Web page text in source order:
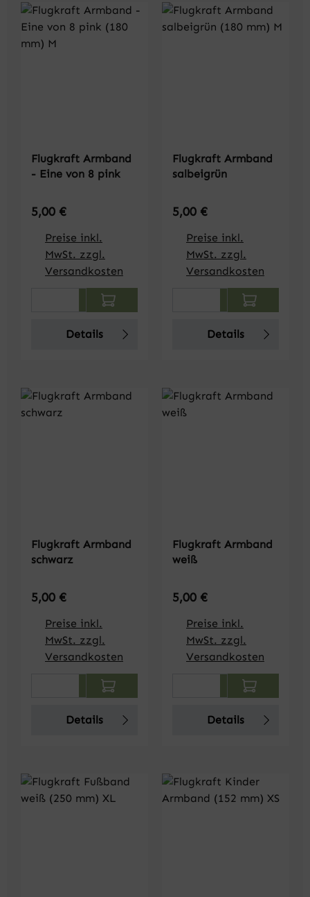
Flugkraft Armband
- Eine von 8 pink
Regulärer Preis:
5,00 €
Preise inkl.
MwSt. zzgl.
Versandkosten
Produkt Anzahl: Gib den
Details
Flugkraft Armband
salbeigrün
Regulärer Preis:
5,00 €
Preise inkl.
MwSt. zzgl.
Versandkosten
Produkt Anzahl:
Details
Flugkraft Armband
schwarz
Regulärer Preis:
5,00 €
Preise inkl.
MwSt. zzgl.
Versandkosten
Produkt Anzahl: Gib den
Details
Flugkraft Armband
weiß
Regulärer Preis:
5,00 €
Preise inkl.
MwSt. zzgl.
Versandkosten
Produkt Anzahl:
Details